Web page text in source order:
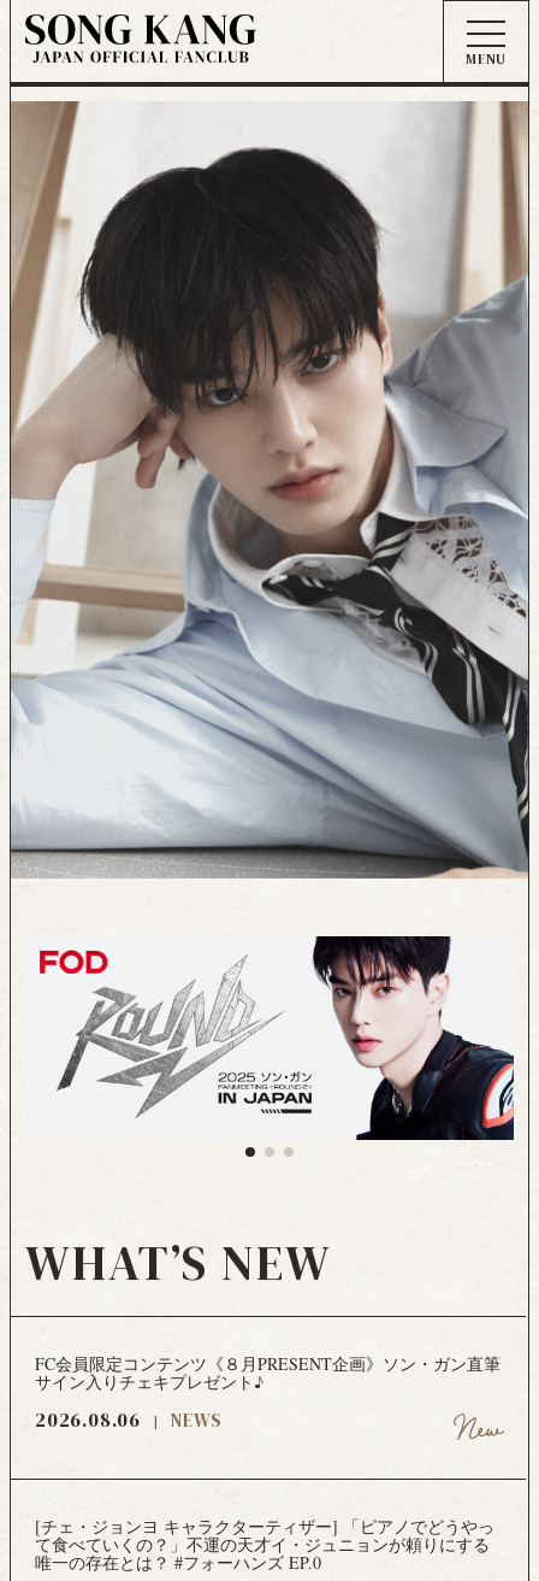
WHAT’S NEW
FC会員限定コンテンツ《８月PRESENT企画》ソン・ガン直筆
サイン入りチェキプレゼント♪
2026.08.06 NEWS
[チェ・ジョンヨ キャラクターティザー] 「ピアノでどうやっ
て食べていくの？」不運の天才イ・ジュニョンが頼りにする
唯一の存在とは？ #フォーハンズ EP.0